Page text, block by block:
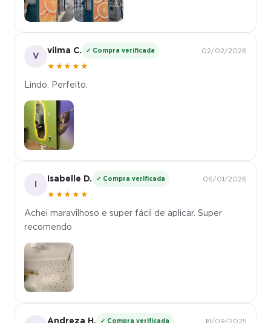
V
vilma C.
★★★★★
02/02/2026
Lindo. Perfeito.
I
Isabelle D.
★★★★★
06/01/2026
Achei maravilhoso e super fácil de aplicar. Super
recomendo
Andreza H. 18/09/2025